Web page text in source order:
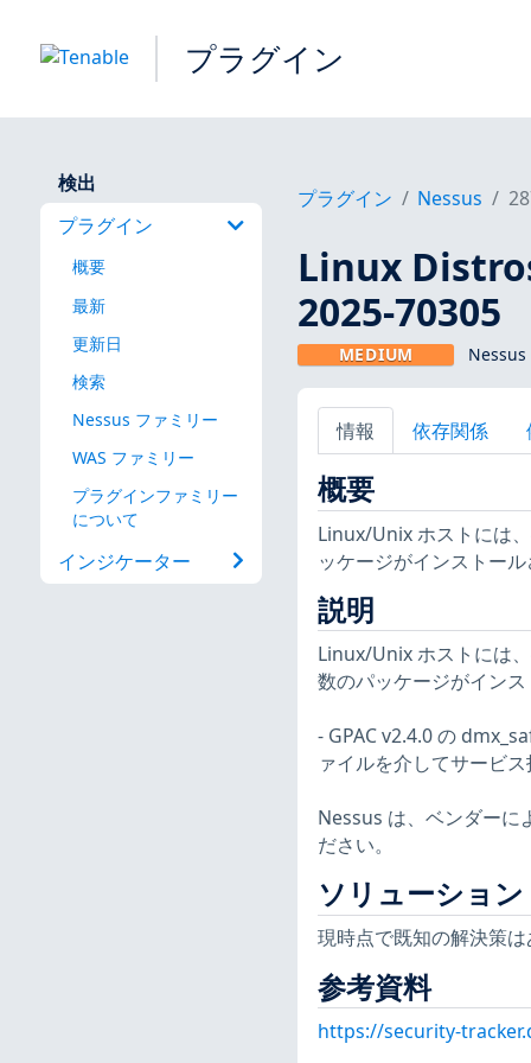
プラグイン
検出
プラグイン
概要
最新
更新日
検索
Nessus ファミリー
WAS ファミリー
プラグインファミリー
について
インジケーター
プラグイン Nessus
Linux
2025-70305
MEDIUM Nessus
情報 依存関係
概要
Linux/Unix ホストには
ッケージがインストール
説明
Linux/Unix ホストには
数のパッケージがインス
- GPAC v2.4.0 の
ァイルを介してサービ
Nessus は、ベンダーに
ださい。
ソリューション
現時点で既知の解決策は
参考資料
https://security-